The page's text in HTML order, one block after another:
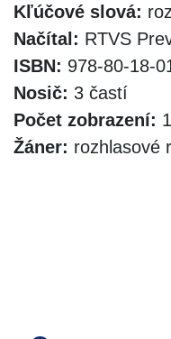
Kľúčové slová:
Načítal: RTVS
ISBN: 978-80-18-
Nosič: 3 častí
Počet zobrazení:
Žáner: rozhlasové